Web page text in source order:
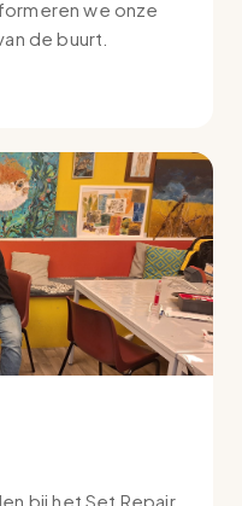
we onze
de buurt.
bij het Set Repair